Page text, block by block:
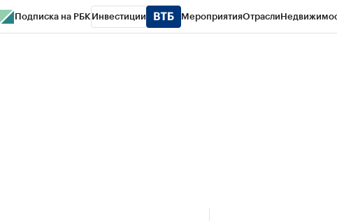
Подписка на РБК Инвестиции МероприятияОтрасли